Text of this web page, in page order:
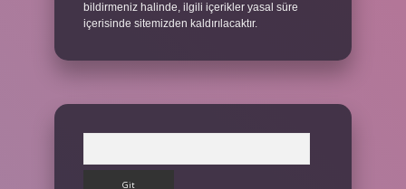
bildirmeniz halinde, ilgili içerikler yasal süre
içerisinde sitemizden kaldırılacaktır.